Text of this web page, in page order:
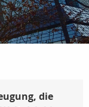
die